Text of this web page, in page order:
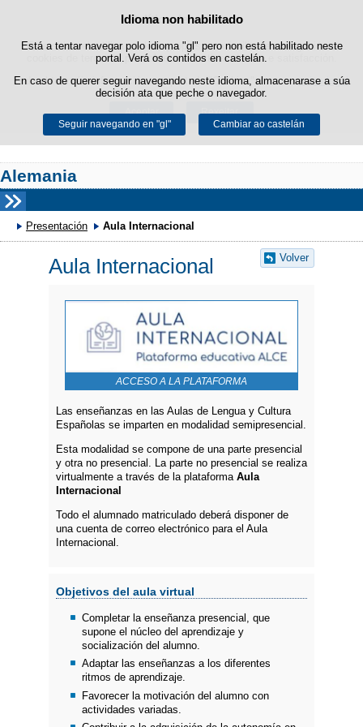
Política de cookies
Este sitio web utiliza cookies propias para facilitar a navegación e
cookies de terceiros para obter estatísticas de uso e satisfacción.
Pode obter máis información no apartado "Cookies" do nosoaviso legal.
Aceptar Rexeitar
Idioma non habilitado
Está a tentar navegar polo idioma "gl" pero non está habilitado neste
portal. Verá os contidos en castelán.
En caso de querer seguir navegando neste idioma, almacenarase a súa
decisión ata que peche o navegador.
Seguir navegando en "gl" Cambiar ao castelán
Saltar ao contido
Alemania
Presentación Aula Internacional
Volver
Aula Internacional
ACCESO A LA PLATAFORMA
Las enseñanzas en las Aulas de Lengua y Cultura
Españolas se imparten en modalidad semipresencial.
Esta modalidad se compone de una parte presencial
y otra no presencial. La parte no presencial se realiza
virtualmente a través de la plataforma Aula
Internacional
Todo el alumnado matriculado deberá disponer de
una cuenta de correo electrónico para el Aula
Internacional.
Objetivos del aula virtual
Completar la enseñanza presencial, que
supone el núcleo del aprendizaje y
socialización del alumno.
Adaptar las enseñanzas a los diferentes
ritmos de aprendizaje.
Favorecer la motivación del alumno con
actividades variadas.